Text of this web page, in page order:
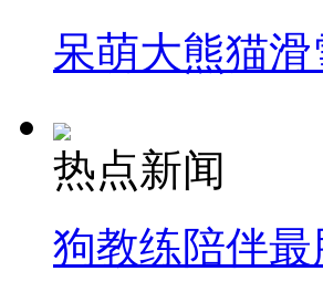
呆萌大熊猫
热点新闻
狗教练陪伴